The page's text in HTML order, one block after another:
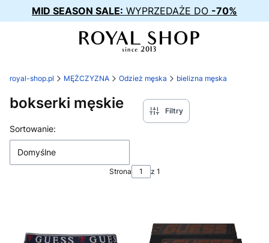
MID SEASON SALE: WYPRZEDAŻE DO -70%
royal-shop.pl MĘŻCZYZNA Odzież męska bielizna męska
bokserki męskie Filtry
Lista produktów
Sortowanie:
Domyślne
Strona z 1